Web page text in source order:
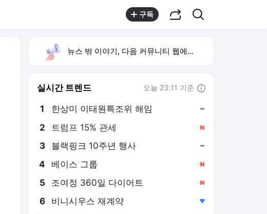
구독
뉴스 밖 이야기, 다음 커뮤니티 웹에서 보기
실시간 트렌드 오늘 23:11 기준
1 한상미 이태원특조위 해임
2 트럼프 15% 관세
3 블랙핑크 10주년 행사
4 베이스 그룹
5 조여정 360일 다이어트
6 비니시우스 재계약